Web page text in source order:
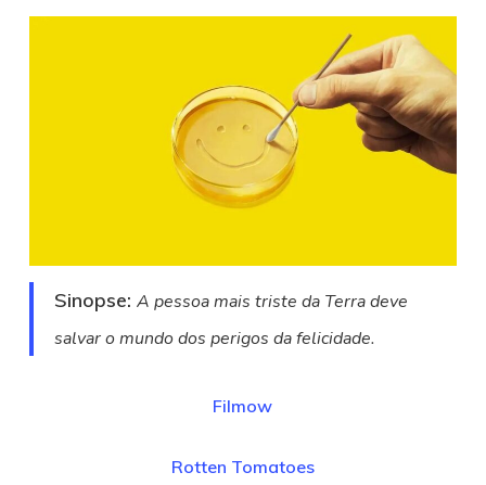
Sinopse:A pessoa mais triste da Terra deve
salvar o mundo dos perigos da felicidade.
Filmow
Rotten Tomatoes